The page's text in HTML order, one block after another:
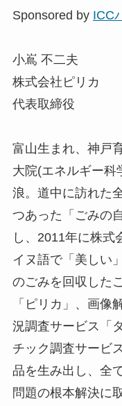
Sponsored by ICC
小嶌 不二夫
株式会社ピリカ
代表取締役
富山生まれ、神戸
大院(エネルギー科
浪。道中に訪れた
つあった「ごみの
し、2011年に株式
イヌ語で「美しい
のごみを回収した
「ピリカ」、画像
況調査サービス「
チック調査サービ
品を生み出し、全
問題の根本解決に